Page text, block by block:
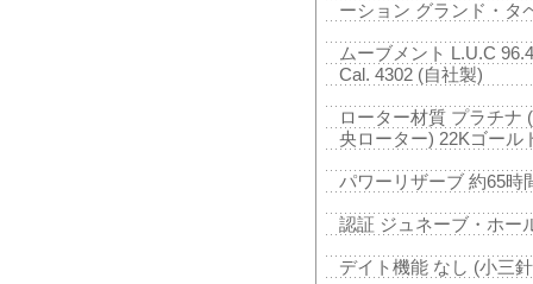
ーション グランド・タ
ムーブメント L.U.C
Cal. 4302 (自社製)
ローター材質 プラチナ
央ローター) 22Kゴール
パワーリザーブ 約65時
認証 ジュネーブ・ホー
デイト機能 なし (小三